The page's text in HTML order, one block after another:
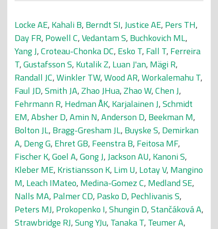
Locke AE, Kahali B, Berndt SI,Justice AE, Pers TH,
Day FR, Powell C,Vedantam S, Buchkovich ML,
Yang J,Croteau-Chonka DC, Esko T, Fall T, Ferreira
T,Gustafsson S, Kutalik Z, Luan J'an, Mägi R,
Randall JC,Winkler TW,Wood AR,Workalemahu T,
Faul JD,Smith JA,Zhao JHua,Zhao W,Chen J,
Fehrmann R, Hedman ÅK, Karjalainen J,Schmidt
EM,Absher D,Amin N,Anderson D, Beekman M,
Bolton JL, Bragg-Gresham JL, Buyske S, Demirkan
A, Deng G, Ehret GB, Feenstra B, Feitosa MF,
Fischer K,Goel A,Gong J,Jackson AU, Kanoni S,
Kleber ME, Kristiansson K, Lim U, Lotay V, Mangino
M, Leach IMateo, Medina-Gomez C, Medland SE,
Nalls MA, Palmer CD, Pasko D, Pechlivanis S,
Peters MJ, Prokopenko I,Shungin D,Stančáková A,
Strawbridge RJ,Sung YJu, Tanaka T, Teumer A,